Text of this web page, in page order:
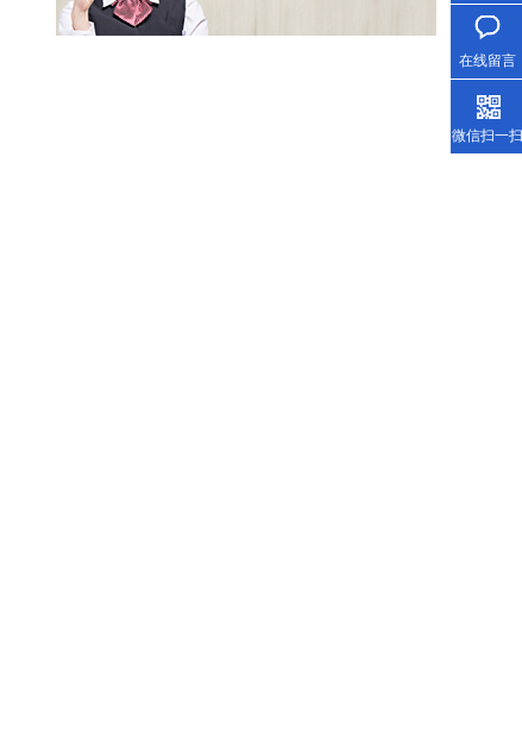
在线留言
微信扫一扫